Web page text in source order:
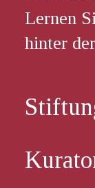
Lernen
hinter